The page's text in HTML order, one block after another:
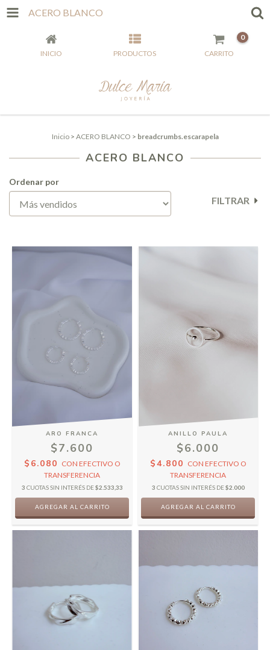
ACERO BLANCO
INICIO PRODUCTOS CARRITO
0
Inicio > ACERO BLANCO > breadcrumbs.escarapela
ACERO BLANCO
Ordenar por
FILTRAR
ARO FRANCA
$7.600
$6.080 CON EFECTIVO O
TRANSFERENCIA
3 CUOTAS SIN INTERÉS DE$2.533,33
AGREGAR AL CARRITO
ANILLO PAULA
$6.000
$4.800 CON EFECTIVO O
TRANSFERENCIA
3 CUOTAS SIN INTERÉS DE$2.000
AGREGAR AL CARRITO